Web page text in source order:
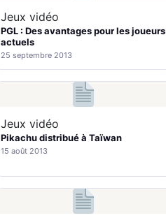
Jeux vidéo
PGL : Des avantages pour les joueurs
actuels
25 septembre 2013
Jeux vidéo
Pikachu distribué à Taïwan
15 août 2013